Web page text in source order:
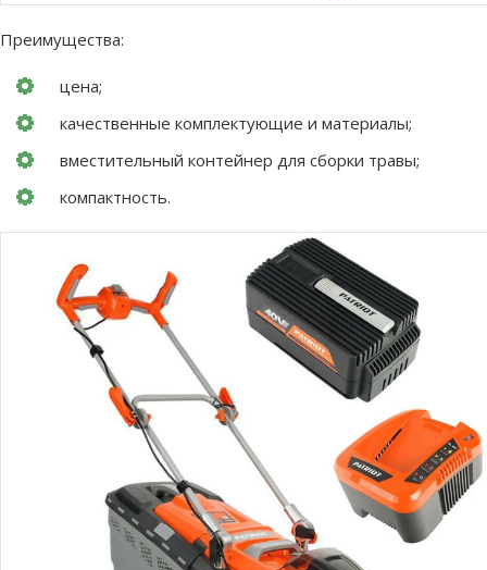
Преимущества:
цена;
качественные комплектующие и материалы;
вместительный контейнер для сборки травы;
компактность.